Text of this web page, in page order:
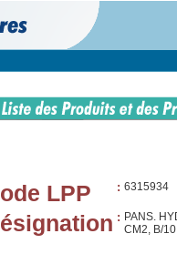
LPP : 6315934
: PANS.
CM2, B/